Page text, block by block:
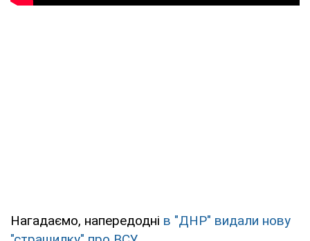
Нагадаємо, напередодні в "ДНР" видали нову